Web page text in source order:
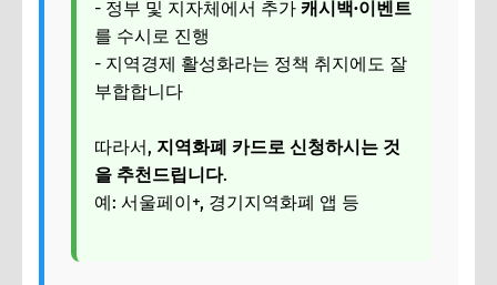
- 정부 및 지자체에서 추가 캐시백·이벤트
를 수시로 진행
- 지역경제 활성화라는 정책 취지에도 잘
부합합니다
따라서, 지역화폐 카드로 신청하시는 것
을 추천드립니다.
예: 서울페이+, 경기지역화폐 앱 등